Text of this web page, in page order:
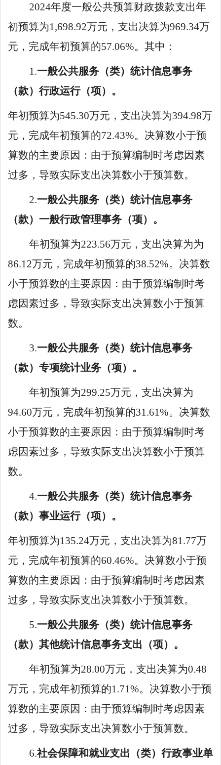
2024年度一般公共预算财政拨款支出年
初预算为1 ,698.92万元，支出决算为969.34万
元，完成年初预算的57.06%。其中：
1 .一般公共服务（类） 统计信息事务
（款）行政运行（项）。
年初预算为545.30万元，支出决算为394.98万
元，完成年初预算的72.43%。决算数小于预
算数的主要原因： 由于预算编制时考虑因素
过多，导致实际支出决算数小于预算数。
2.一般公共服务（类） 统计信息事务
（款） 一般行政管理事务 （项）。
年初预算为223.56万元，支出决算为为
86.12万元，完成年初预算的38.52%。决算数
小于预算数的主要原因： 由于预算编制时考
虑因素过多，导致实际支出决算数小于预算
数。
3.一般公共服务（类） 统计信息事务
（款） 专项统计业务 （项）。
年初预算为299.25万元，支出决算为
94.60万元，完成年初预算的31 .61%。决算数
小于预算数的主要原因： 由于预算编制时考
虑因素过多，导致实际支出决算数小于预算
数。
4.一般公共服务（类） 统计信息事务
（款） 事业运行（项）。
年初预算为135.24万元，支出决算为81.77万
元，完成年初预算的60.46%。决算数小于预
算数的主要原因： 由于预算编制时考虑因素
过多，导致实际支出决算数小于预算数。
5.一般公共服务（类） 统计信息事务
（款） 其他统计信息事务支出 （项）。
年初预算为28.00万元，支出决算为0.48
万元，完成年初预算的1 .71%。决算数小于预
算数的主要原因 ： 由于预算编制时考虑因素
过多，导致实际支出决算数小于预算数。
6.社会保障和就业支出 （类）行政事业单